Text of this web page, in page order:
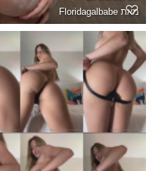
מאת Floridagalbabe